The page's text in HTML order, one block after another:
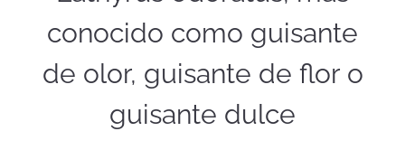
conocido como guisante
de olor, guisante de flor o
guisante dulce